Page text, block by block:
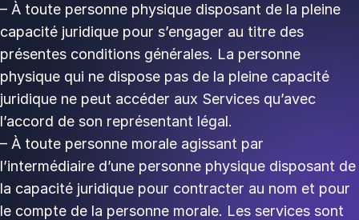
– À toute personne physique disposant de la pleine
capacité juridique pour s’engager au titre des
présentes conditions générales. La personne
physique qui ne dispose pas de la pleine capacité
juridique ne peut accéder aux Services qu’avec
l’accord de son représentant légal.
– À toute personne morale agissant par
l’intermédiaire d’une personne physique disposant de
la capacité juridique pour contracter au nom et pour
le compte de la personne morale. Les services sont